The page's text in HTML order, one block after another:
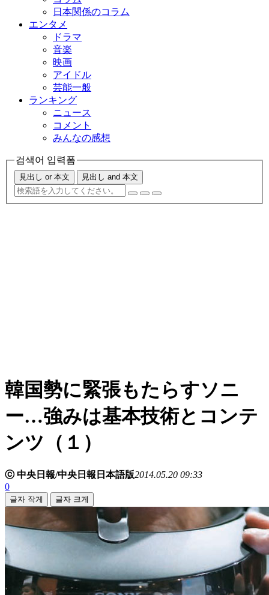
日本関係のコラム
エンタメ
ドラマ
音楽
映画
アイドル
芸能一般
ランキング
ニュース
コメント
みんなの感想
검색어 입력폼
見出し or 本文 見出し and 本文
韓国勢に緊張もたらすソニ
ー…強みは基本技術とコンテ
ンツ（１）
ⓒ 中央日報/中央日報日本語版2014.05.20 09:33
0
글자 작게 글자 크게